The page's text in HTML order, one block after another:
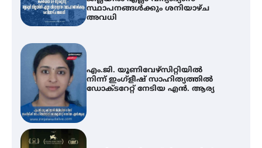
സ്ഥാപനങ്ങൾക്കും ശനിയാഴ്ച
അവധി
എം.ജി. യൂണിവേഴ്‌സിറ്റിയിൽ
നിന്ന് ഇംഗ്ളീഷ് സാഹിത്യത്തിൽ
ഡോക്ടറേറ്റ് നേടിയ എൻ. ആര്യ